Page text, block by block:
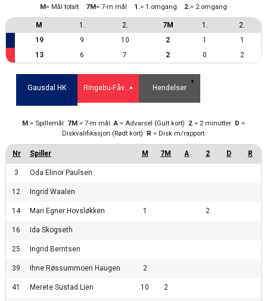
M 1. 2. 7M 1. 2.
M= Mål totalt 7M= 7-m mål 1.= 1.omgang 2.= 2.omgang
19 9 10 2 1
1
13
6 7 2 0 2
Gausdal HK Ringebu-Fåvang/ØTI Hendelser
3 Oda Elinor Paulsen
12 Ingrid Waalen
14 Mari Egner Hovsløkken 1 2
16 Ida Skogseth
25 Ingrid Berntsen
39 Ihne Røssummoen Haugen 2
41 Merete Sustad Lien 10 2
M= Spillemål 7M= 7-m mål A= Advarsel (Gult kort) 2= 2 minutter D =
Diskvalifikasjon (Rødt kort) R = Disk m/rapport